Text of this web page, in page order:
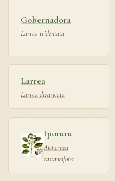
Gobernadora
Larrea tridentata
Larrea
Larrea divaricata
Iporuru
Alchornea
castaneifolia